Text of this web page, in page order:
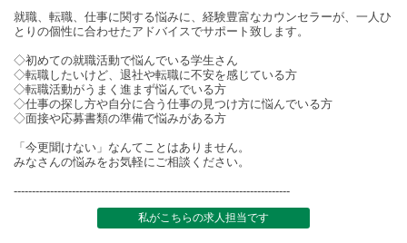
就職、転職、仕事に関する悩みに、経験豊富なカウンセラーが、一人ひ
とりの個性に合わせたアドバイスでサポート致します。
◇初めての就職活動で悩んでいる学生さん
◇転職したいけど、退社や転職に不安を感じている方
◇転職活動がうまく進まず悩んでいる方
◇仕事の探し方や自分に合う仕事の見つけ方に悩んでいる方
◇面接や応募書類の準備で悩みがある方
「今更聞けない」なんてことはありません。
みなさんの悩みをお気軽にご相談ください。
----------------------------------------------------------------------------
私がこちらの求人担当です